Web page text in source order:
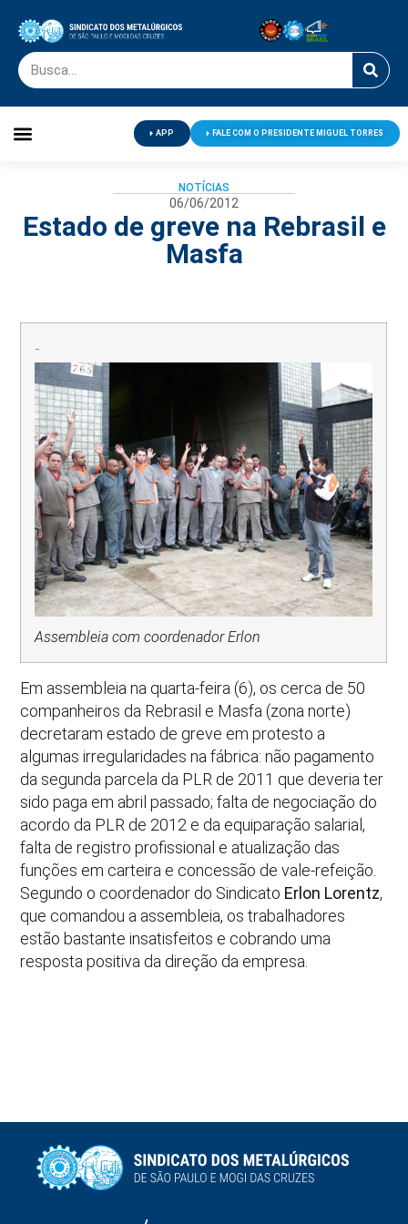
APP FALE COM O PRESIDENTE MIGUEL TORRES
NOTÍCIAS
06/06/2012
Estado de greve na Rebrasil e
Masfa
–
Assembleia com coordenador Erlon
Em assembleia na quarta-feira (6), os cerca de 50
companheiros da Rebrasil e Masfa (zona norte)
decretaram estado de greve em protesto a
algumas irregularidades na fábrica: não pagamento
da segunda parcela da PLR de 2011 que deveria ter
sido paga em abril passado; falta de negociação do
acordo da PLR de 2012 e da equiparação salarial,
falta de registro profissional e atualização das
funções em carteira e concessão de vale-refeição.
Segundo o coordenador do Sindicato Erlon Lorentz,
que comandou a assembleia, os trabalhadores
estão bastante insatisfeitos e cobrando uma
resposta positiva da direção da empresa.